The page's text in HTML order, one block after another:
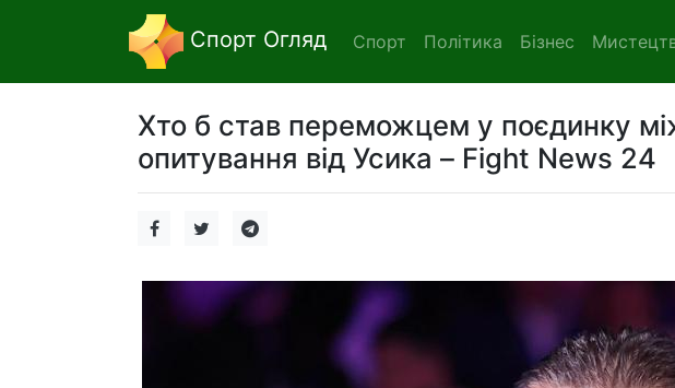
Спорт Огляд Спорт Політика Бізнес
Хто б став переможцем у поєдинку
опитування від Усика – Fight News 24